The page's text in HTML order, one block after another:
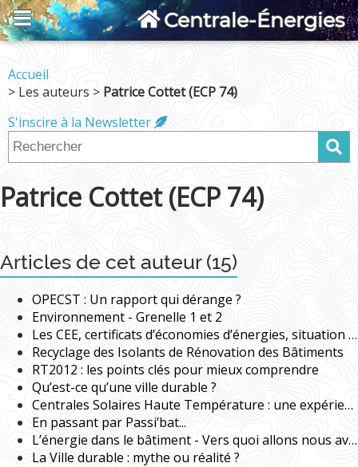
Centrale-Énergies
Accueil
> Les auteurs > Patrice Cottet (ECP 74)
S'inscire à la Newsletter
Patrice Cottet (ECP 74)
Articles de cet auteur (15)
OPECST : Un rapport qui dérange ?
Environnement - Grenelle 1 et 2
Les CEE, certificats d’économies d’énergies, situation et perspectives
Recyclage des Isolants de Rénovation des Bâtiments
RT2012 : les points clés pour mieux comprendre
Qu’est-ce qu’une ville durable ?
Centrales Solaires Haute Température : une expérience renouvelable pas très écolo !
En passant par Passi’bat...
L’énergie dans le bâtiment - Vers quoi allons nous avec le Grenelle de l’Environnement ?
La Ville durable : mythe ou réalité ?